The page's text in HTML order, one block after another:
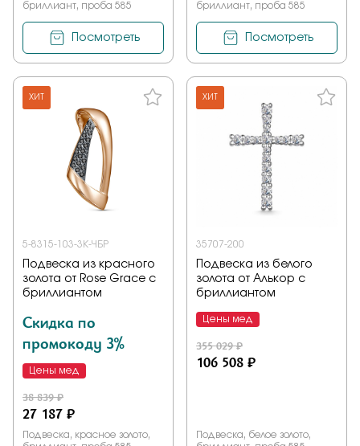
бриллиант, проба 585
Посмотреть
бриллиант, проба 585
Посмотреть
ХИТ
5-8315-103-3К-ЧБР
Подвеска из красного
золота от Rose Grace с
бриллиантом
Скидка по
промокоду 3%
Цены мед
38 839 ₽
27 187 ₽
Подвеска, красное золото,
ХИТ
35707-200
Подвеска из белого
золота от Алькор с
бриллиантом
Цены мед
355 029 ₽
106 508 ₽
Подвеска, белое золото,